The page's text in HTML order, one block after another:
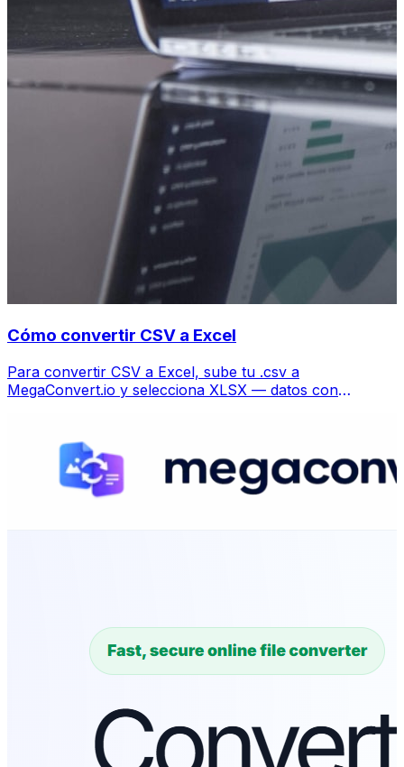
Cómo convertir CSV a Excel
Para convertir CSV a Excel, sube tu .csv a
MegaConvert.io y selecciona XLSX — datos con